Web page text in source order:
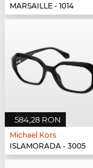
MARSAILLE - 1014
584,28 RON
Michael Kors
ISLAMORADA - 3005